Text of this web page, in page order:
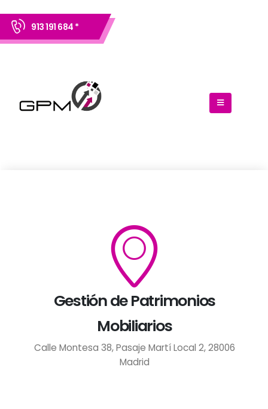
913 191 684 *
Gestión de Patrimonios
Mobiliarios
Calle Montesa 38, Pasaje Martí Local 2, 28006
Madrid